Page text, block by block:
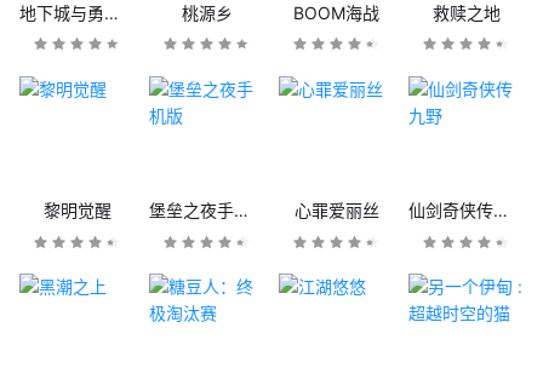
地下城与勇士M 桃源乡 BOOM海战 救赎之地
黎明觉醒 堡垒之夜手机版 心罪爱丽丝 仙剑奇侠传九野